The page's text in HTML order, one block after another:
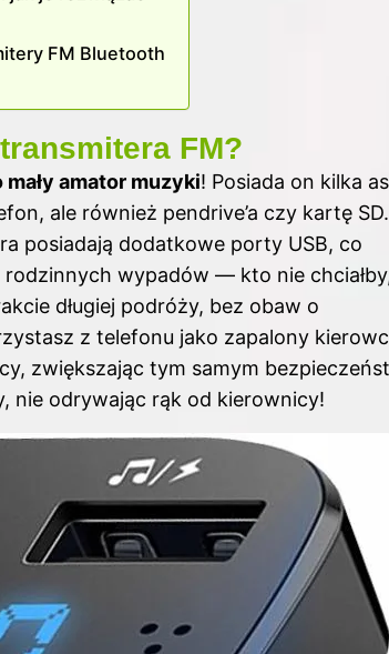
FM Bluetooth
FM?
amator muzyki! Posiada on kilka
ale również pendrive’a czy kartę
posiadają dodatkowe porty USB, co
wypadów — kto nie
długiej podróży, bez obaw o
z telefonu jako zapalony
zwiększając tym samym
nie odrywając rąk od kierownicy!